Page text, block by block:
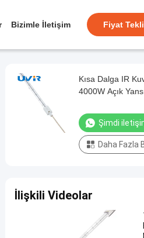
Bizimle İletişim Fiyat
Kısa Dalga IR
4000W Açık
Şimdi
Daha Fazla
İlişkili Videolar